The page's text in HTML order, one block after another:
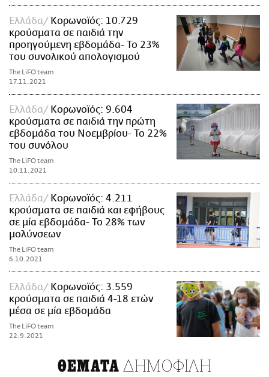
Ελλάδα
Κορωνοϊός: 10.729
κρούσματα σε παιδιά την
προηγούμενη εβδομάδα- Το 23%
του συνολικού απολογισμού
The LiFO team
17.11.2021
Ελλάδα
Κορωνοϊός: 9.604
κρούσματα σε παιδιά την πρώτη
εβδομάδα του Νοεμβρίου- Το 22%
του συνόλου
The LiFO team
10.11.2021
Ελλάδα
Κορωνοϊός: 4.211
κρούσματα σε παιδιά και εφήβους
σε μία εβδομάδα- Το 28% των
μολύνσεων
The LiFO team
6.10.2021
Ελλάδα
Κορωνοϊός: 3.559
κρούσματα σε παιδιά 4-18 ετών
μέσα σε μία εβδομάδα
The LiFO team
22.9.2021
ΘΕΜΑΤΑ ΔΗΜΟΦΙΛΗ